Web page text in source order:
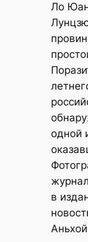
Ло
одной
в